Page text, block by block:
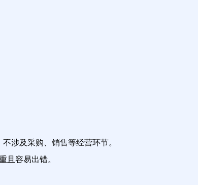
涉及采购、销售等经营环节。
且容易出错。